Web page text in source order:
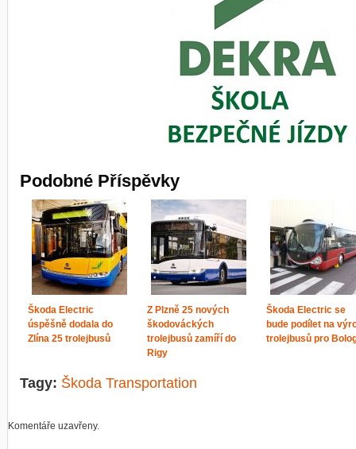
Podobné Příspěvky
Škoda Electric
úspěšně dodala do
Zlína 25 trolejbusů
Z Plzně 25 nových
škodováckých
trolejbusů zamíří do
Rigy
Škoda Electric se
bude podílet na
trolejbusů pro
Tagy: Škoda Transportation
Komentáře uzavřeny.